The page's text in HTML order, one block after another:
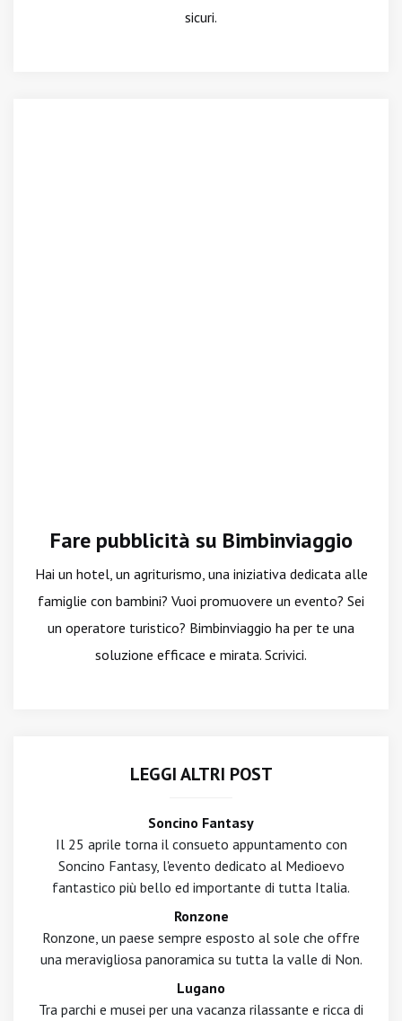
sicuri.
Fare pubblicità su Bimbinviaggio
Hai un hotel, un agriturismo, una iniziativa dedicata alle
famiglie con bambini? Vuoi promuovere un evento? Sei
un operatore turistico? Bimbinviaggio ha per te una
soluzione efficace e mirata. Scrivici.
LEGGI ALTRI POST
Soncino Fantasy
Il 25 aprile torna il consueto appuntamento con
Soncino Fantasy, l'evento dedicato al Medioevo
fantastico più bello ed importante di tutta Italia.
Ronzone
Ronzone, un paese sempre esposto al sole che offre
una meravigliosa panoramica su tutta la valle di Non.
Lugano
Tra parchi e musei per una vacanza rilassante e ricca di